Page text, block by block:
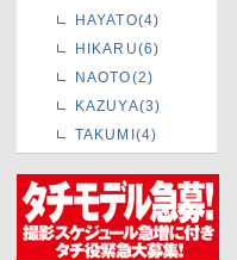
HAYATO(4)
HIKARU(6)
NAOTO(2)
KAZUYA(3)
TAKUMI(4)